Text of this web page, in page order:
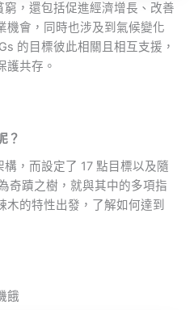
，還包括促進經濟增長、改善
機會，同時也涉及到氣候變化
的目標彼此相關且相互支援，
護共存。
？
，而設定了 17 點目標以及隨
奇蹟之樹，就與其中的多項指
的特性出發，了解如何達到
餓